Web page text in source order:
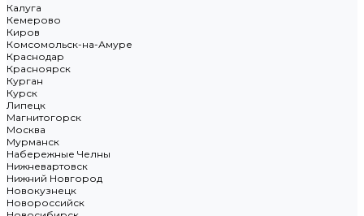
Калуга
Кемерово
Киров
Комсомольск-на-Амуре
Краснодар
Красноярск
Курган
Курск
Липецк
Магнитогорск
Москва
Мурманск
Набережные Челны
Нижневартовск
Нижний Новгород
Новокузнецк
Новороссийск